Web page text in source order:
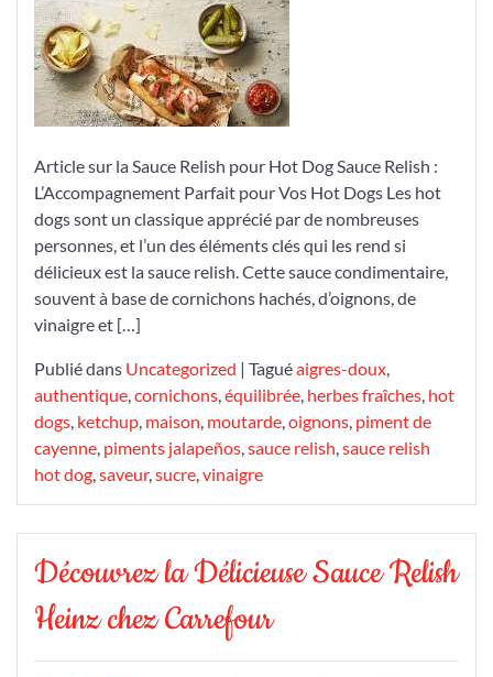
de
la
Sauce
Relish
pour
Vos
Hot
Dogs
Article sur la Sauce Relish pour Hot Dog Sauce Relish :
L’Accompagnement Parfait pour Vos Hot Dogs Les hot
dogs sont un classique apprécié par de nombreuses
personnes, et l’un des éléments clés qui les rend si
délicieux est la sauce relish. Cette sauce condimentaire,
souvent à base de cornichons hachés, d’oignons, de
vinaigre et […]
Publié dans Uncategorized | Taguéaigres-doux,
authentique,cornichons,équilibrée, herbes fraîches, hot
dogs, ketchup, maison, moutarde,oignons, piment de
cayenne, piments jalapeños,sauce relish,sauce relish
hot dog,saveur,sucre,vinaigre
Découvrez la Délicieuse Sauce Relish
Heinz chez Carrefour